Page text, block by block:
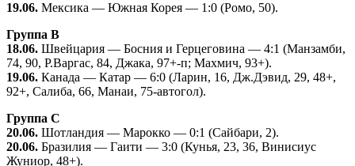
19.06. Мексика — Южная Корея — 1:0 (Ромо, 50).
Группа В
18.06. Швейцария — Босния и Герцеговина — 4:1 (Манзамби,
74, 90, Р.Варгас, 84, Джака, 97+-п; Махмич, 93+).
19.06. Канада — Катар — 6:0 (Ларин, 16, Дж.Дэвид, 29, 48+,
92+, Салиба, 66, Манаи, 75-автогол).
Группа С
20.06. Шотландия — Марокко — 0:1 (Сайбари, 2).
20.06. Бразилия — Гаити — 3:0 (Кунья, 23, 36, Винисиус
Жуниор, 48+).